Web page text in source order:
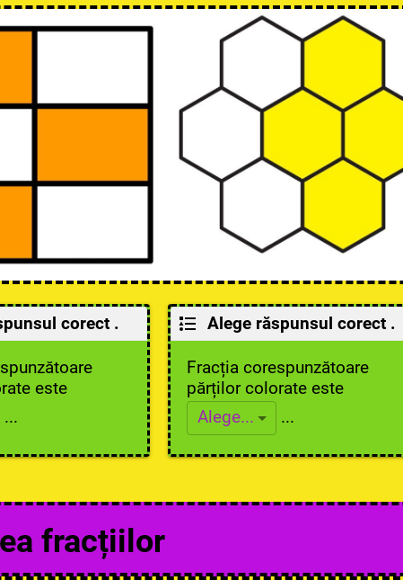
corect .
este
...
Alege răspunsul corect .
Fracția corespunzătoare
părților colorate este
Alege...
...
fracțiilor